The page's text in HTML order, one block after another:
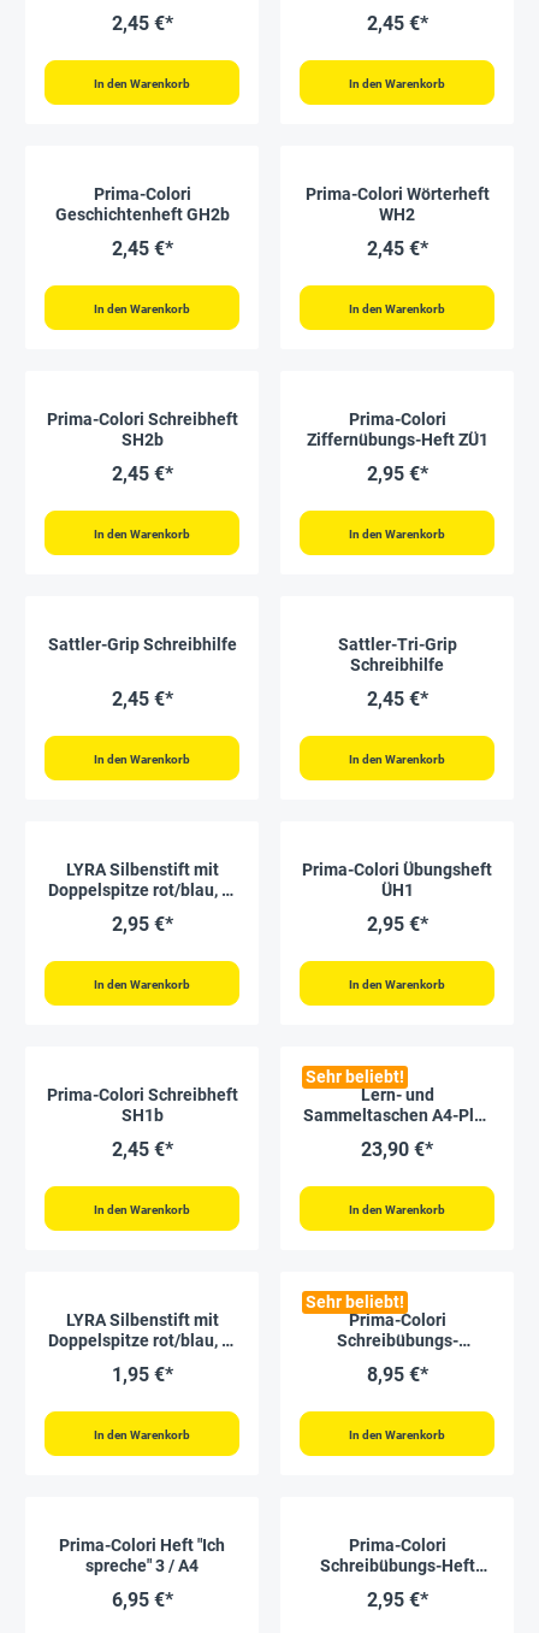
2,45 €*
In den Warenkorb
2,45 €*
In den Warenkorb
Prima-Colori
Geschichtenheft GH2b
2,45 €*
In den Warenkorb
Prima-Colori Wörterheft
WH2
2,45 €*
In den Warenkorb
Prima-Colori Schreibheft
SH2b
2,45 €*
In den Warenkorb
Prima-Colori
Ziffernübungs-Heft ZÜ1
2,95 €*
In den Warenkorb
Sattler-Grip Schreibhilfe
2,45 €*
In den Warenkorb
Sattler-Tri-Grip
Schreibhilfe
2,45 €*
In den Warenkorb
LYRA Silbenstift mit
Doppelspitze rot/blau, 3-
2,95 €*
In den Warenkorb
Prima-Colori Übungsheft
ÜH1
2,95 €*
In den Warenkorb
Prima-Colori Schreibheft
SH1b
2,45 €*
In den Warenkorb
Sehr beliebt!
Lern- und
Sammeltaschen A4-Plus
10-tlg.
23,90 €*
In den Warenkorb
LYRA Silbenstift mit
Doppelspitze rot/blau, 6-
1,95 €*
In den Warenkorb
Sehr beliebt!
Prima-Colori
Schreibübungs-
magnethaftend
8,95 €*
In den Warenkorb
Prima-Colori Heft "Ich
spreche" 3 / A4
6,95 €*
Prima-Colori
Schreibübungs-Heft
2,95 €*